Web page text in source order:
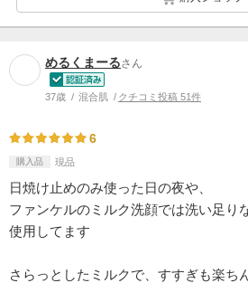
めるくまーるさん
37歳 混合肌 クチコミ投稿 51件
6
購入品 現品
日焼け止めのみ使った日の夜や、
ファンケルのミルク洗顔では洗い足り
使用してます
さらっとしたミルクで、すすぎも楽ち